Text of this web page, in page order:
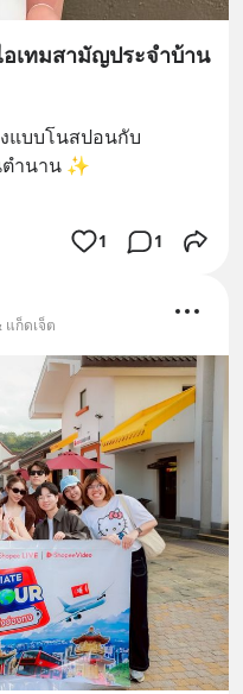
เทมสามัญประจำบ้าน
แบบโนสปอนกับ
ตำนาน ✨
1 1
แก็ดเจ็ต